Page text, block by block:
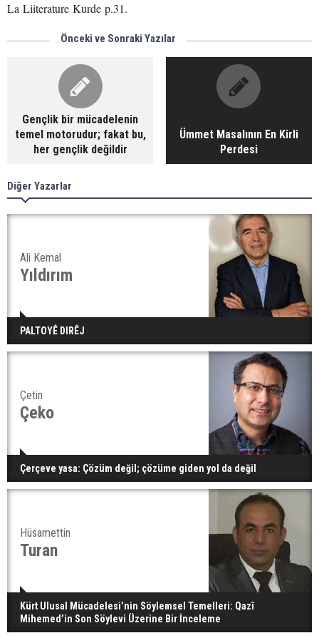
La Liiterature Kurde p.31.
Önceki ve Sonraki Yazılar
Gençlik bir mücadelenin
temel motorudur; fakat bu,
her gençlik değildir
Ümmet Masalının En Kirli
Perdesi
Diğer Yazarlar
Ali Kemal
Yıldırım
PALTOYÊ DIRÊJ
Çetin
Çeko
Çerçeve yasa: Çözüm değil; çözüme giden yol da değil
Hüsamettin
Turan
Kürt Ulusal Mücadelesi’nin Söylemsel Temelleri: Qazî
Mihemed’in Son Söylevi Üzerine Bir İnceleme